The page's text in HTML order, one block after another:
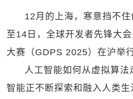
12月的上海，寒意挡不
至14日，全球开发者先锋大
大赛（GDPS 2025）在沪举行
人工智能如何从虚拟算法
智能正不断探索和融入人类